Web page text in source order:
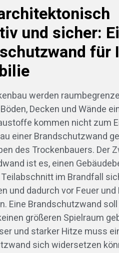
und sicher:
für
werden
Decken und Wände
kommen nicht zum
einer Brandschutzwand
des Trockenbauers. Der
ist es, einen
im Brandfall
und dadurch vor Feuer und
Eine Brandschutzwand
größeren Spielraum
und starker Hitze muss
sich widersetzen